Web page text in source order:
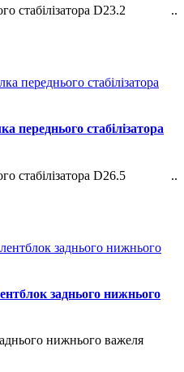
стабілізатора D23.2 ..
переднього стабілізатора
стабілізатора D26.5 ..
заднього нижнього
заднього нижнього важеля